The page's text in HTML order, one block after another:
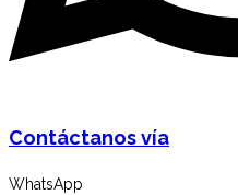
Contáctanos vía
WhatsApp